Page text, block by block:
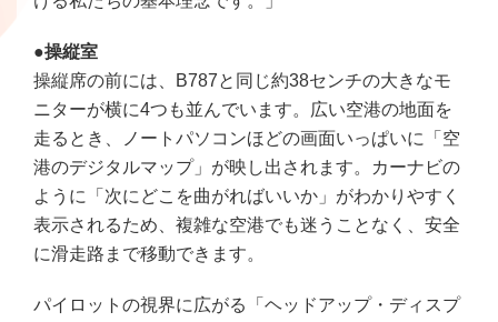
●操縦室
操縦席の前には、B787と同じ約38センチの大きなモ
ニターが横に4つも並んでいます。広い空港の地面を
走るとき、ノートパソコンほどの画面いっぱいに「空
港のデジタルマップ」が映し出されます。カーナビの
ように「次にどこを曲がればいいか」がわかりやすく
表示されるため、複雑な空港でも迷うことなく、安全
に滑走路まで移動できます。
パイロットの視界に広がる「ヘッドアップ・ディスプ